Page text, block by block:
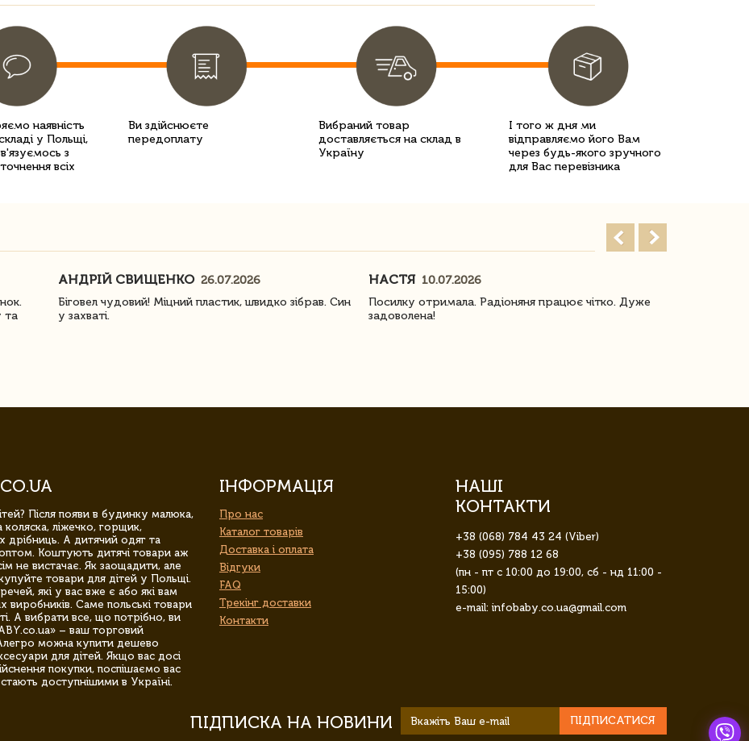
наявність
у Польщі,
з
всіх
Ви здійснюєте
передоплату
Вибраний товар
доставляється на склад в
Україну
І того ж дня ми
відправляємо його Вам
через будь-якого зручного
для Вас перевізника
та
АНДРІЙ СВИЩЕНКО 26.07.2026
Біговел чудовий! Міцний пластик, швидко зібрав. Син
у захваті.
НАСТЯ 10.07.2026
Посилку отримала. Радіоняня працює чітко. Дуже
задоволена!
Після появи в будинку малюка,
ліжечко, горщик,
дрібниць. А дитячий одяг та
Коштують дитячі товари аж
не вистачає. Як заощадити, але
товари для дітей у Польщі.
які у вас вже є або які вам
Саме польські товари
А вибрати все, що потрібно, ви
– ваш торговий
можна купити дешево
для дітей. Якщо вас досі
покупки, поспішаємо вас
доступнішими в Україні.
ІНФОРМАЦІЯ
Про нас
Каталог товарів
Доставка і оплата
Відгуки
FAQ
Трекінг доставки
Контакти
НАШІ
КОНТАКТИ
+38 (068) 784 43 24 (Viber)
+38 (095) 788 12 68
(пн - пт с 10:00 до 19:00, сб - нд 11:00 -
15:00)
e-mail: infobaby.co.ua@gmail.com
ПІДПИСКА НА НОВИНИ ПІДПИСАТИСЯ